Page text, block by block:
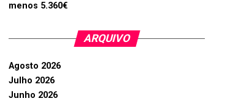
menos 5.360€
ARQUIVO
Agosto 2026
Julho 2026
Junho 2026